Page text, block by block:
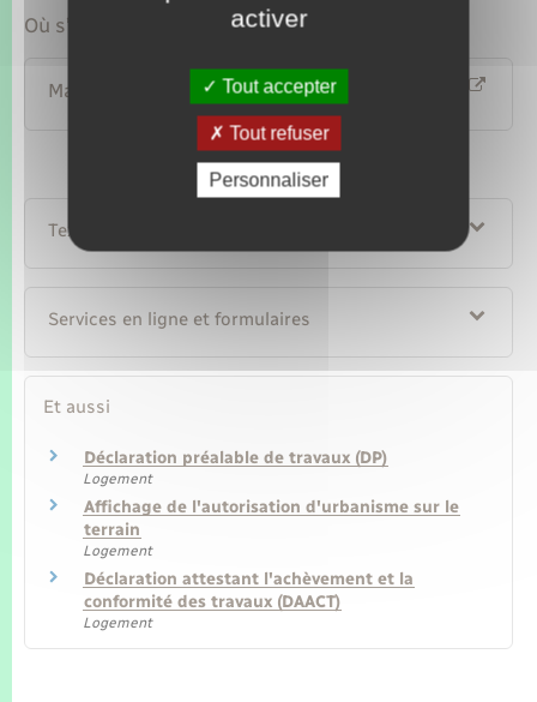
Où s’adresser ?
Mairie
Textes de référence
Services en ligne et formulaires
Et aussi
Déclaration préalable de travaux (DP)
Logement
Affichage de l'autorisation d'urbanisme sur le
terrain
Logement
Déclaration attestant l'achèvement et la
conformité des travaux (DAACT)
Logement
activer
Tout accepter
Tout refuser
Personnaliser